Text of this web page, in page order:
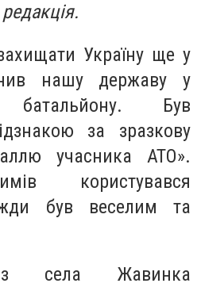
Україну ще у
нашу державу у
Був
за зразкову
учасника АТО».
користувався
був веселим та
села Жавинка